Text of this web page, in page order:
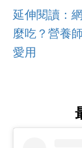
延伸閱讀：
麼吃？營養
愛用